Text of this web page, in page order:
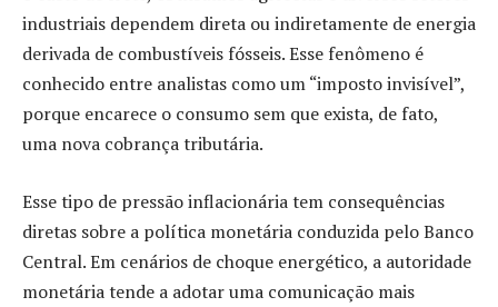
industriais dependem direta ou indiretamente de energia
derivada de combustíveis fósseis. Esse fenômeno é
conhecido entre analistas como um “imposto invisível”,
porque encarece o consumo sem que exista, de fato,
uma nova cobrança tributária.
Esse tipo de pressão inflacionária tem consequências
diretas sobre a política monetária conduzida pelo Banco
Central. Em cenários de choque energético, a autoridade
monetária tende a adotar uma comunicação mais